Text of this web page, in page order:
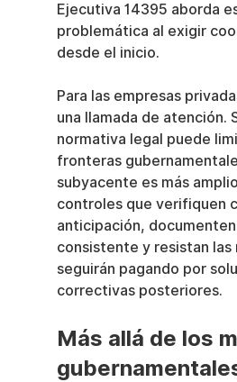
Ejecutiva 14395 aborda
problemática al exigir
desde el inicio.
Para las empresas
una llamada de atención.
normativa legal puede
fronteras
subyacente es más
controles que verifiquen
anticipación,
consistente y resistan las
seguirán pagando por
correctivas posteriores.
Más allá de los